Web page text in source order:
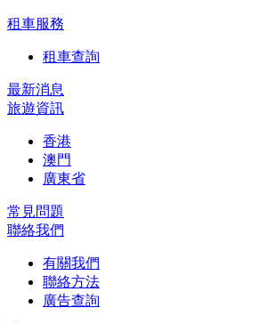
租車服務
租車查詢
最新消息
旅遊資訊
香港
澳門
廣東省
常見問題
聯絡我們
有關我們
聯絡方法
廣告查詢